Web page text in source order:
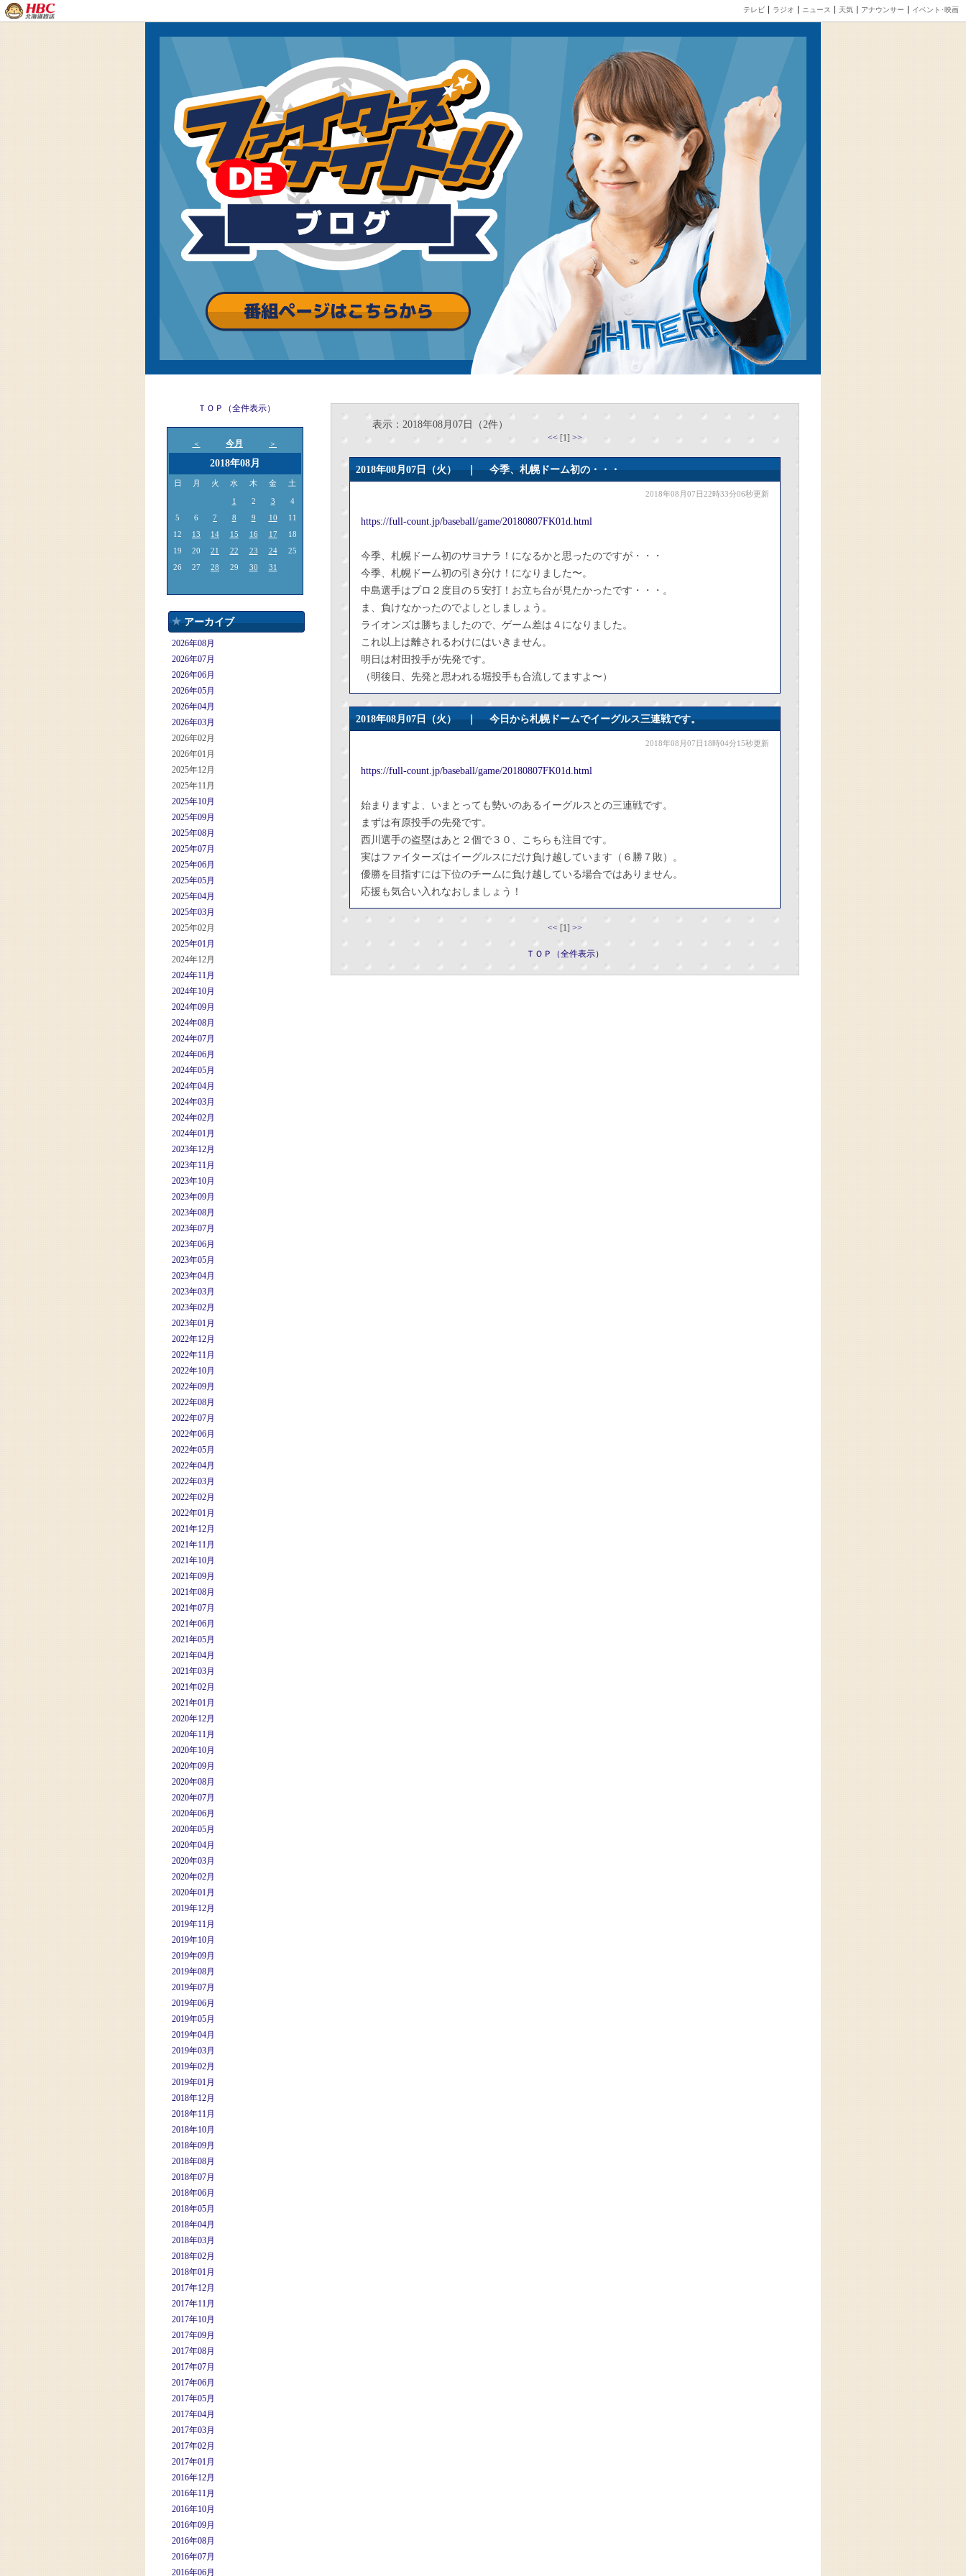
テレビ ラジオ ニュース 天気 アナウンサー イベント･映画
ＴＯＰ（全件表示）
＜ 今月 ＞
2018年08月
日 月 火 水 木 金 土
1 2 3
4
5
6 7 8 9 10
11
12
13 14 15 16 17
18
19
20 21 22 23 24
25
26
27 28 29 30 31
アーカイブ
2026年08月
2026年07月
2026年06月
2026年05月
2026年04月
2026年03月
2026年02月
2026年01月
2025年12月
2025年11月
2025年10月
2025年09月
2025年08月
2025年07月
2025年06月
2025年05月
2025年04月
2025年03月
2025年02月
2025年01月
2024年12月
2024年11月
2024年10月
2024年09月
2024年08月
2024年07月
2024年06月
2024年05月
2024年04月
2024年03月
2024年02月
2024年01月
2023年12月
2023年11月
2023年10月
2023年09月
2023年08月
2023年07月
2023年06月
2023年05月
2023年04月
2023年03月
2023年02月
2023年01月
2022年12月
2022年11月
2022年10月
2022年09月
2022年08月
2022年07月
2022年06月
2022年05月
2022年04月
2022年03月
2022年02月
2022年01月
2021年12月
2021年11月
2021年10月
2021年09月
2021年08月
2021年07月
2021年06月
2021年05月
2021年04月
2021年03月
2021年02月
2021年01月
2020年12月
2020年11月
2020年10月
2020年09月
2020年08月
2020年07月
2020年06月
2020年05月
2020年04月
2020年03月
2020年02月
2020年01月
2019年12月
2019年11月
2019年10月
2019年09月
2019年08月
2019年07月
2019年06月
2019年05月
2019年04月
2019年03月
2019年02月
2019年01月
2018年12月
2018年11月
2018年10月
2018年09月
2018年08月
2018年07月
2018年06月
2018年05月
2018年04月
2018年03月
2018年02月
2018年01月
2017年12月
2017年11月
2017年10月
2017年09月
2017年08月
2017年07月
2017年06月
2017年05月
2017年04月
2017年03月
2017年02月
2017年01月
2016年12月
2016年11月
2016年10月
2016年09月
2016年08月
2016年07月
2016年06月
表示：2018年08月07日（2件）
<< [1] >>
2018年08月07日（火） ｜今季、札幌ドーム初の・・・
2018年08月07日22時33分06秒更新
https://full-count.jp/baseball/game/20180807FK01d.html
今季、札幌ドーム初のサヨナラ！になるかと思ったのですが・・・
今季、札幌ドーム初の引き分け！になりました〜。
中島選手はプロ２度目の５安打！お立ち台が見たかったです・・・。
ま、負けなかったのでよしとしましょう。
ライオンズは勝ちましたので、ゲーム差は４になりました。
これ以上は離されるわけにはいきません。
明日は村田投手が先発です。
（明後日、先発と思われる堀投手も合流してますよ〜）
2018年08月07日（火） ｜今日から札幌ドームでイーグルス三連戦です。
2018年08月07日18時04分15秒更新
https://full-count.jp/baseball/game/20180807FK01d.html
始まりますよ、いまとっても勢いのあるイーグルスとの三連戦です。
まずは有原投手の先発です。
西川選手の盗塁はあと２個で３０、こちらも注目です。
実はファイターズはイーグルスにだけ負け越しています（６勝７敗）。
優勝を目指すには下位のチームに負け越している場合ではありません。
応援も気合い入れなおしましょう！
<< [1] >>
ＴＯＰ（全件表示）